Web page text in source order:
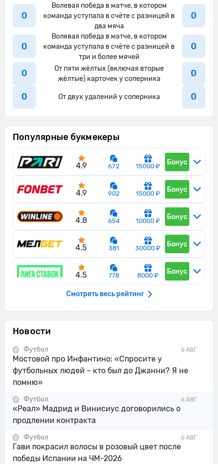
0
Волевая победа в матче, в котором
команда уступала в счёте с разницей в
два мяча
0
0
Волевая победа в матче, в котором
команда уступала в счёте с разницей в
три и более мячей
0
0
От пяти жёлтых (включая вторые
жёлтые) карточек у соперника
0
0 От двух удалений у соперника 0
Популярные букмекеры
4.9 672 15000 ₽ Бонус
4.9 902 15000 ₽ Бонус
4.8 654 10000 ₽ Бонус
4.5 381 30000 ₽ Бонус
4.5 778 8000 ₽ Бонус
Смотреть весь рейтинг
Новости
6 АВГ
Футбол
Мостовой про Инфантино: «Спросите у
футбольных людей – кто был до Джанни? Я не
помню»
6 АВГ
Футбол
«Реал» Мадрид и Винисиус договорились о
продлении контракта
6 АВГ
Футбол
Гави покрасил волосы в розовый цвет после
победы Испании на ЧМ-2026